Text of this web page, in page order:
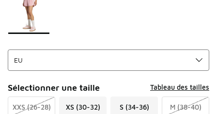
Sélectionner une taille Tableau des tailles
XXS (26-28) XS (30-32) S (34-36) M (38-40)